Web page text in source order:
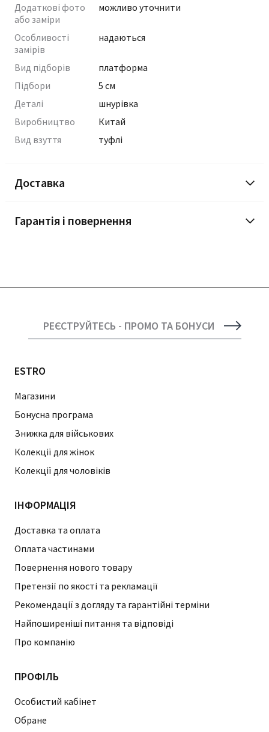
Додаткові фото
або заміри
можливо уточнити
Особливості
замірів
надаються
Вид підборів
платформа
Підбори
5 см
Деталі
шнурівка
Виробництво
Китай
Вид взуття
туфлі
Доставка
Гарантія і повернення
РЕЄСТРУЙТЕСЬ - ПРОМО ТА БОНУСИ
ESTRO
Магазини
Бонусна програма
Знижка для військових
Колекції для жінок
Колекції для чоловіків
ІНФОРМАЦІЯ
Доставка та оплата
Оплата частинами
Повернення нового товару
Претензії по якості та рекламації
Рекомендації з догляду та гарантійні терміни
Найпоширеніші питання та відповіді
Про компанію
ПРОФІЛЬ
Особистий кабінет
Обране